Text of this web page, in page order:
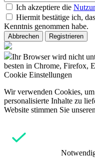
Ich akzeptiere die
Hiermit bestätige ich,
Kenntnis genommen habe.
Abbrechen Registrieren
Ihr Browser wird nicht
besten in Chrome, Firefox,
Cookie Einstellungen
Wir verwenden Cookies,
personalisierte Inhalte zu
Website stimmen Sie